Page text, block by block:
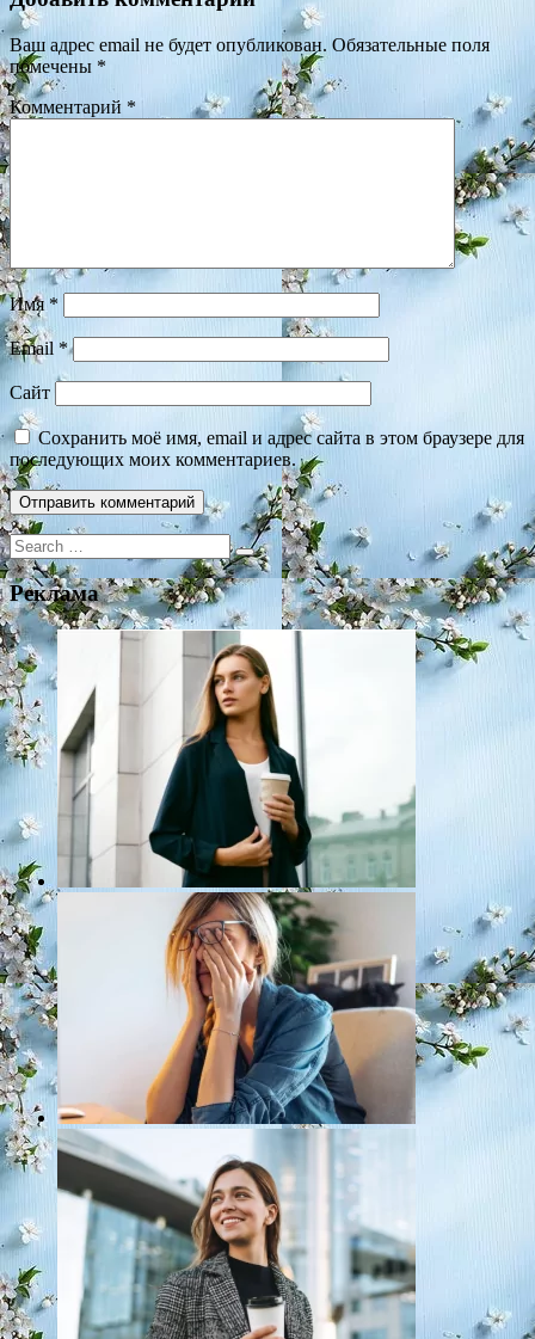
Ваш адрес email не будет опубликован. Обязательные поля
помечены *
Комментарий *
Имя *
Email *
Сайт
Сохранить моё имя, email и адрес сайта в этом браузере для
последующих моих комментариев.
Search
for:
Реклама